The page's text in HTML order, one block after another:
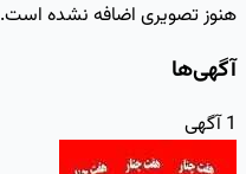
هنوز تصویری اضافه نشده است.
آگهی‌ها
1آگهی